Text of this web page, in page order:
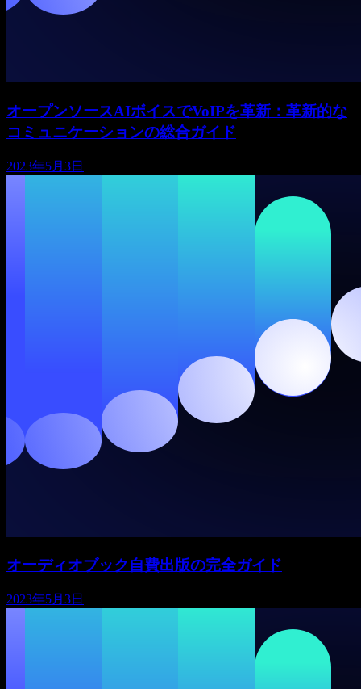
オープンソースAIボイスでVoIPを革新：革新的な
コミュニケーションの総合ガイド
2023年5月3日
オーディオブック自費出版の完全ガイド
2023年5月3日